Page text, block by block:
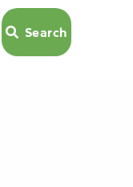
Search